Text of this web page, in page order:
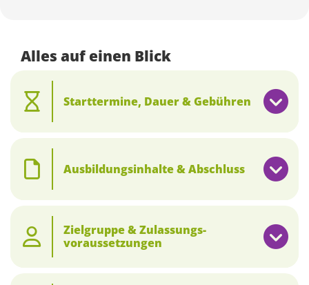
Alles auf einen Blick
Starttermine, Dauer & Gebühren
Ausbildungsinhalte & Abschluss
Zielgruppe & Zulassungs­
voraussetzungen